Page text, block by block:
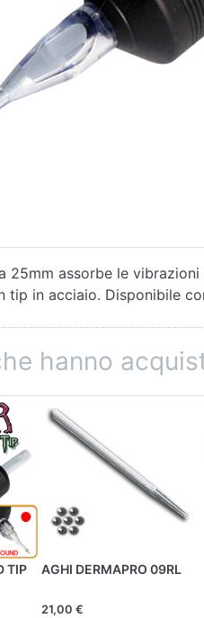
25mm assorbe le
tip in acciaio. Disponibile
hanno
TIP AGHI DERMAPRO 09RL
21,00 €